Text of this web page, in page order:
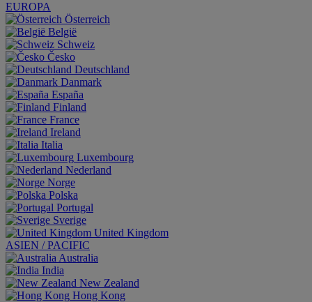
EUROPA
Österreich
België
Schweiz
Česko
Deutschland
Danmark
España
Finland
France
Ireland
Italia
Luxembourg
Nederland
Norge
Polska
Portugal
Sverige
United Kingdom
ASIEN / PACIFIC
Australia
India
New Zealand
Hong Kong